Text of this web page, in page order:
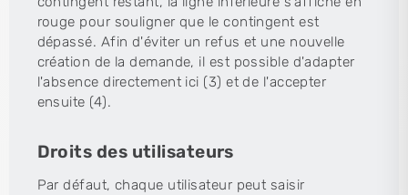
rouge pour souligner que le contingent est
dépassé. Afin d'éviter un refus et une nouvelle
création de la demande, il est possible d'adapter
l'absence directement ici (3) et de l'accepter
ensuite (4).
Droits des utilisateurs
Par défaut, chaque utilisateur peut saisir